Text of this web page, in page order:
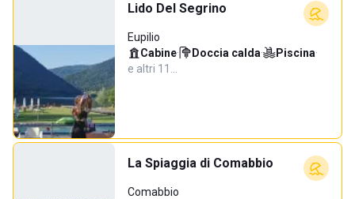
Lido Del Segrino
Eupilio
Cabine· Doccia calda· Piscina·
e altri 11…
La Spiaggia di Comabbio
Comabbio